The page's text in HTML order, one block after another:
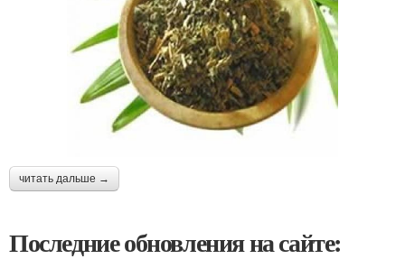
читать дальше →
Последние обновления на сайте: